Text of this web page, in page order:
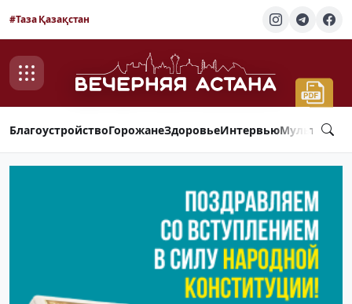
#Таза Қазақстан
БлагоустройствоГорожанеЗдоровьеИнтервью